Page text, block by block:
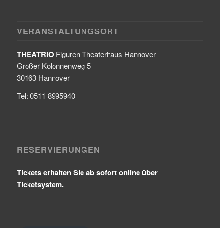
VERANSTALTUNGSORT
THEATRIO Figuren Theaterhaus Hannover
Großer Kolonnenweg 5
30163 Hannover
Tel: 0511 8995940
RESERVIERUNGEN
Tickets erhalten Sie ab sofort online über
Ticketsystem.